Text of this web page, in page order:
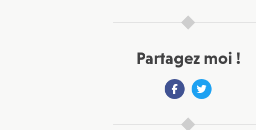
Partagez moi !